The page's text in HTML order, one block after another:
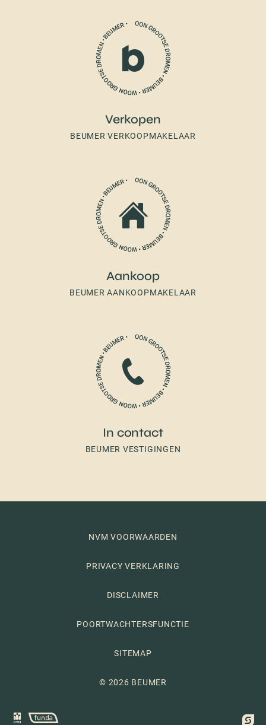
Verkopen
BEUMER VERKOOPMAKELAAR
Aankoop
BEUMER AANKOOPMAKELAAR
In contact
BEUMER VESTIGINGEN
NVM VOORWAARDEN
PRIVACY VERKLARING
DISCLAIMER
POORTWACHTERSFUNCTIE
SITEMAP
© 2026 BEUMER